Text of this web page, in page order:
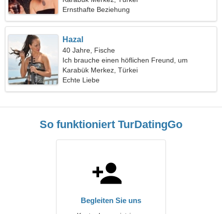
Ernsthafte Beziehung
Hazal
40 Jahre, Fische
Ich brauche einen höflichen Freund, um
zusammen zu kochen
Karabük Merkez, Türkei
Echte Liebe
So funktioniert TurDatingGo
Begleiten Sie uns